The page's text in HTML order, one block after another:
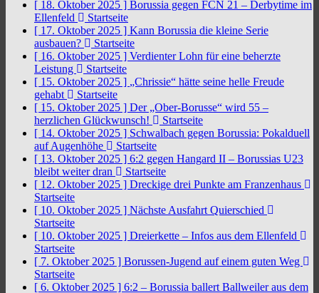
[ 18. Oktober 2025 ] Borussia gegen FCN 21 – Derbytime im
Ellenfeld
Startseite
[ 17. Oktober 2025 ] Kann Borussia die kleine Serie
ausbauen?
Startseite
[ 16. Oktober 2025 ] Verdienter Lohn für eine beherzte
Leistung
Startseite
[ 15. Oktober 2025 ] „Chrissie“ hätte seine helle Freude
gehabt
Startseite
[ 15. Oktober 2025 ] Der „Ober-Borusse“ wird 55 –
herzlichen Glückwunsch!
Startseite
[ 14. Oktober 2025 ] Schwalbach gegen Borussia: Pokalduell
auf Augenhöhe
Startseite
[ 13. Oktober 2025 ] 6:2 gegen Hangard II – Borussias U23
bleibt weiter dran
Startseite
[ 12. Oktober 2025 ] Dreckige drei Punkte am Franzenhaus
Startseite
[ 10. Oktober 2025 ] Nächste Ausfahrt Quierschied
Startseite
[ 10. Oktober 2025 ] Dreierkette – Infos aus dem Ellenfeld
Startseite
[ 7. Oktober 2025 ] Borussen-Jugend auf einem guten Weg
Startseite
[ 6. Oktober 2025 ] 6:2 – Borussia ballert Ballweiler aus dem